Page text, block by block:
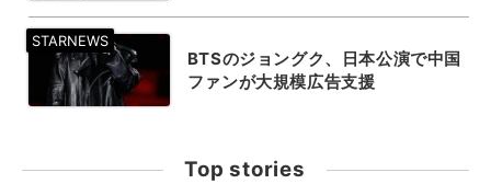
BTSのジョングク、日本公演で中国
ファンが大規模広告支援
Top stories